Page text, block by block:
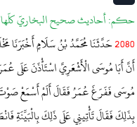
حکم:أحاديث صحيح البخاريّ
2080حَدَّثَنَا مُحَمَّدُ بْنُ سَلَامٍ أَخْبَرَنَا
أَنَّ أَبَا مُوسَى الْأَشْعَرِيَّ اسْتَأْذَنَ عَلَى
مُوسَى فَفَرَغَ عُمَرُ فَقَالَ أَلَمْ أَسْمَعْ صَوْتَ
بِذَلِكَ فَقَالَ تَأْتِينِي عَلَى ذَلِكَ بِالْبَيِّنَةِ